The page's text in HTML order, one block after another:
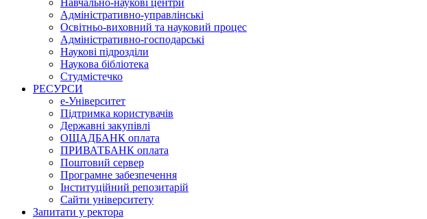
Навчально-наукові центри
Адміністративно-управлінські
Освітньо-виховний та науковий процес
Адміністративно-господарські
Наукові підрозділи
Наукова бібліотека
Студмістечко
РЕСУРСИ
е-Університет
Підтримка користувачів
Державні закупівлі
ОЩАДБАНК оплата
ПРИВАТБАНК оплата
Поштовий сервер
Програмне забезпечення
Інституційний репозитарій
Сайти університету
Запитати у ректора